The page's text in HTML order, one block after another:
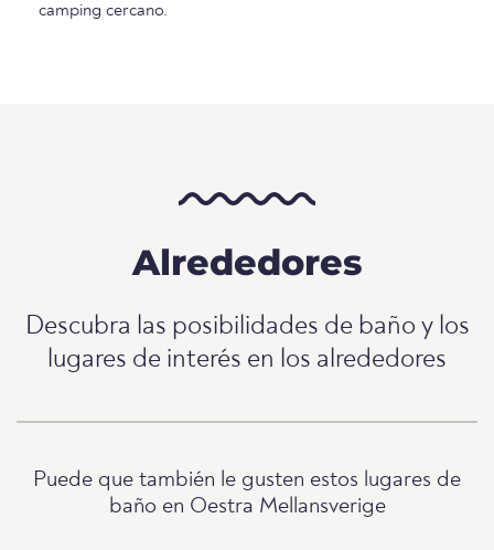
camping cercano.
Alrededores
Descubra las posibilidades de baño y los
lugares de interés en los alrededores
Puede que también le gusten estos lugares de
baño en Oestra Mellansverige